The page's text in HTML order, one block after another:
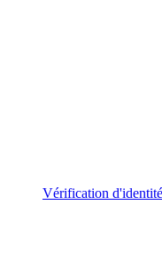
Vérification d'identité